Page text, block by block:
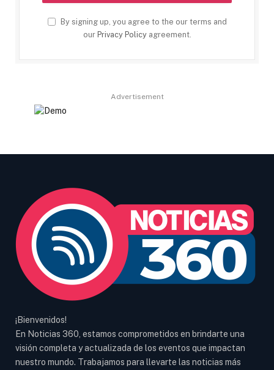
By signing up, you agree to the our terms and
our Privacy Policyagreement.
Advertisement
¡Bienvenidos!
En Noticias 360, estamos comprometidos en brindarte una
visión completa y actualizada de los eventos que impactan
nuestro mundo. Trabajamos para llevarte las noticias más